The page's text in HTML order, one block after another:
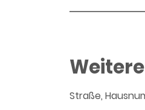
Straße,